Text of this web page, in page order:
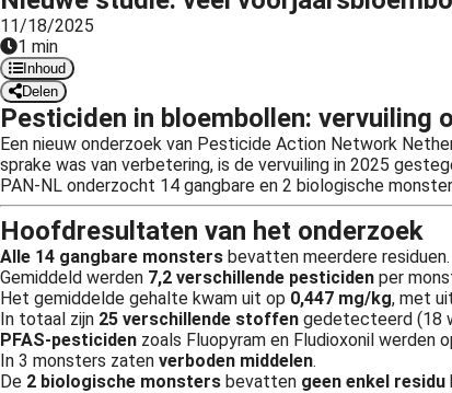
11/18/2025
1 min
Inhoud
Delen
Pesticiden in bloembollen: vervuiling
Een nieuw onderzoek van Pesticide Action Network
sprake was van verbetering, is de vervuiling in 2025
PAN-NL onderzocht 14 gangbare en 2 biologische
Hoofdresultaten van het onderzoek
Alle 14 gangbare monsters bevatten meerdere residuen.
Gemiddeld werden 7,2 verschillende pesticiden per
Het gemiddelde gehalte kwam uit op 0,447 mg/kg, met
In totaal zijn 25 verschillende stoffen gedetecteerd (18
PFAS-pesticiden zoals Fluopyram en Fludioxonil werden
In 3 monsters zaten verboden middelen.
De 2 biologische monsters bevatten geen enkel residu